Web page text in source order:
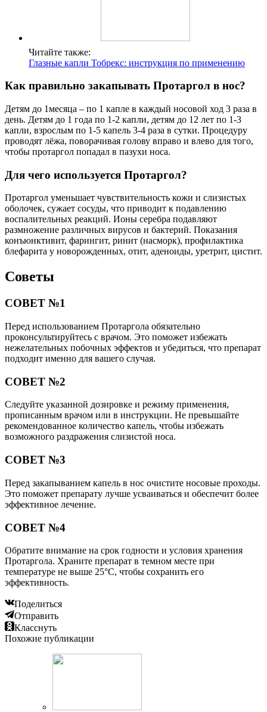
Читайте также:
Глазные капли Тобрекс: инструкция по применению
Как правильно закапывать Протаргол в нос?
Детям до 1месяца – по 1 капле в каждый носовой ход 3 раза в
день. Детям до 1 года по 1-2 капли, детям до 12 лет по 1-3
капли, взрослым по 1-5 капель 3-4 раза в сутки. Процедуру
проводят лёжа, поворачивая голову вправо и влево для того,
чтобы протаргол попадал в пазухи носа.
Для чего используется Протаргол?
Протаргол уменьшает чувствительность кожи и слизистых
оболочек, сужает сосуды, что приводит к подавлению
воспалительных реакций. Ионы серебра подавляют
размножение различных вирусов и бактерий. Показания
конъюнктивит, фарингит, ринит (насморк), профилактика
блефарита у новорожденных, отит, аденоиды, уретрит, цистит.
Советы
СОВЕТ №1
Перед использованием Протаргола обязательно
проконсультируйтесь с врачом. Это поможет избежать
нежелательных побочных эффектов и убедиться, что препарат
подходит именно для вашего случая.
СОВЕТ №2
Следуйте указанной дозировке и режиму применения,
прописанным врачом или в инструкции. Не превышайте
рекомендованное количество капель, чтобы избежать
возможного раздражения слизистой носа.
СОВЕТ №3
Перед закапыванием капель в нос очистите носовые проходы.
Это поможет препарату лучше усваиваться и обеспечит более
эффективное лечение.
СОВЕТ №4
Обратите внимание на срок годности и условия хранения
Протаргола. Храните препарат в темном месте при
температуре не выше 25°C, чтобы сохранить его
эффективность.
Поделиться
Отправить
Класснуть
Похожие публикации